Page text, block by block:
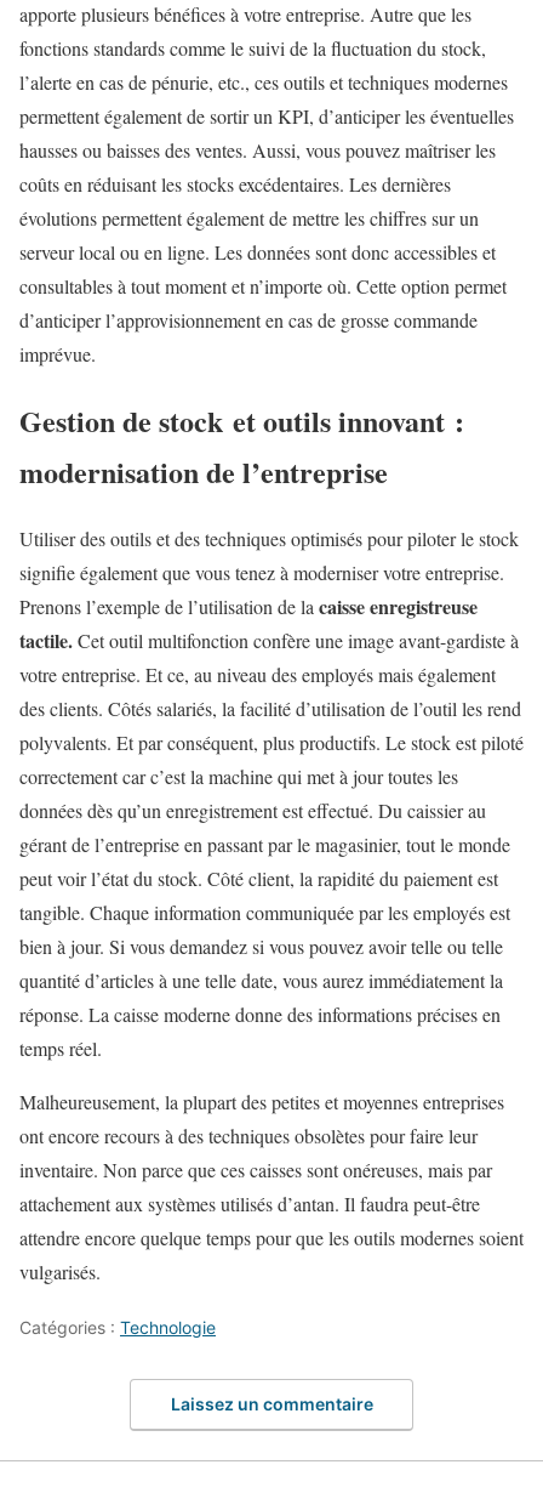
apporte plusieurs bénéfices à votre entreprise. Autre que les
fonctions standards comme le suivi de la fluctuation du stock,
l’alerte en cas de pénurie, etc., ces outils et techniques modernes
permettent également de sortir un KPI, d’anticiper les éventuelles
hausses ou baisses des ventes. Aussi, vous pouvez maîtriser les
coûts en réduisant les stocks excédentaires. Les dernières
évolutions permettent également de mettre les chiffres sur un
serveur local ou en ligne. Les données sont donc accessibles et
consultables à tout moment et n’importe où. Cette option permet
d’anticiper l’approvisionnement en cas de grosse commande
imprévue.
Gestion de stock et outils innovant :
modernisation de l’entreprise
Utiliser des outils et des techniques optimisés pour piloter le stock
signifie également que vous tenez à moderniser votre entreprise.
Prenons l’exemple de l’utilisation de la caisse enregistreuse
tactile.Cet outil multifonction confère une image avant-gardiste à
votre entreprise. Et ce, au niveau des employés mais également
des clients. Côtés salariés, la facilité d’utilisation de l’outil les rend
polyvalents. Et par conséquent, plus productifs. Le stock est piloté
correctement car c’est la machine qui met à jour toutes les
données dès qu’un enregistrement est effectué. Du caissier au
gérant de l’entreprise en passant par le magasinier, tout le monde
peut voir l’état du stock. Côté client, la rapidité du paiement est
tangible. Chaque information communiquée par les employés est
bien à jour. Si vous demandez si vous pouvez avoir telle ou telle
quantité d’articles à une telle date, vous aurez immédiatement la
réponse. La caisse moderne donne des informations précises en
temps réel.
Malheureusement, la plupart des petites et moyennes entreprises
ont encore recours à des techniques obsolètes pour faire leur
inventaire. Non parce que ces caisses sont onéreuses, mais par
attachement aux systèmes utilisés d’antan. Il faudra peut-être
attendre encore quelque temps pour que les outils modernes soient
vulgarisés.
Catégories : Technologie
Laissez un commentaire